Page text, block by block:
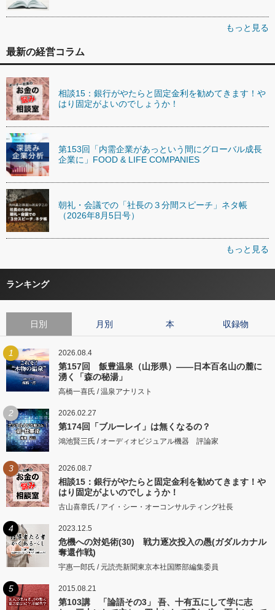
もっと見る
最新の経営コラム
相談15：銀行がやたらと固定金利を勧めてきます！や
はり固定がよいのでしょうか！
第153回「内需企業があっという間にグローバル成長
企業に」FOOD & LIFE COMPANIES
朝礼・会議での「社長の３分間スピーチ」ネタ帳
（2026年8月5日号）
もっと見る
ランキング
日別 月別 本 収録物
1 2026.08.4
第157回 飯豊温泉（山形県）――日本百名山の麓に
湧く「森の秘湯」
高橋一喜氏 / 温泉アナリスト
2 2026.02.27
第174回「ブルーレイ」は無くなるの？
鴻池賢三氏 / オーディオビジュアル機器 評論家
3 2026.08.7
相談15：銀行がやたらと固定金利を勧めてきます！や
はり固定がよいのでしょうか！
古山喜章氏 / アイ・シー・オーコンサルティング社長
4 2023.12.5
危機への対処術(30) 戦力逐次投入の愚(ガダルカナル
奪還作戦)
宇惠一郎氏 / 元読売新聞東京本社国際部編集委員
5 2015.08.21
第103講 「論語その3」 吾、十有五にして学に志